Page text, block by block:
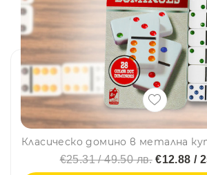
€25.31 / 49.50 лв.€12.88 /